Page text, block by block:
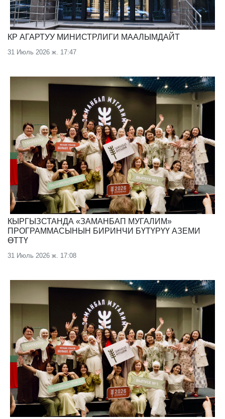
КР АГАРТУУ МИНИСТРЛИГИ МААЛЫМДАЙТ
31 Июль 2026 ж. 17:47
КЫРГЫЗСТАНДА «ЗАМАНБАП МУГАЛИМ»
ПРОГРАММАСЫНЫН БИРИНЧИ БҮТҮРҮҮ АЗЕМИ
ӨТТҮ
31 Июль 2026 ж. 17:08